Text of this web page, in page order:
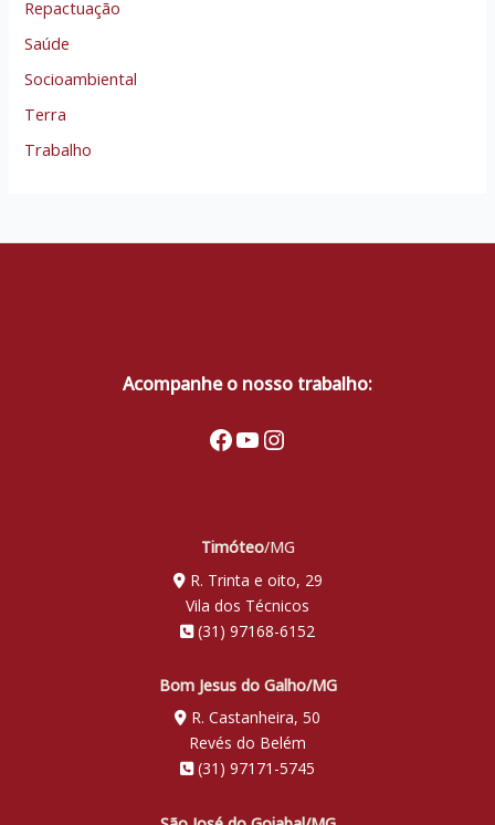
Repactuação
Saúde
Socioambiental
Terra
Trabalho
Acompanhe o nosso trabalho:
Facebook
Youtube
Instagram
Timóteo/MG
R. Trinta e oito, 29
Vila dos Técnicos
(31) 97168-6152
Bom Jesus do Galho/MG
R. Castanheira, 50
Revés do Belém
(31) 97171-5745